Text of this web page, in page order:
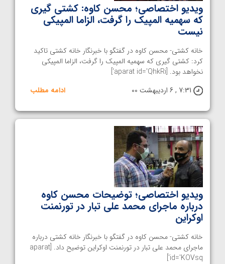
ویدیو اختصاصی؛ محسن کاوه: کشتی گیری
که سهمیه المپیک را گرفت، الزاما المپیکی
نیست
خانه کشتی- محسن کاوه در گفتگو با خبرنگار خانه کشتی تاکید
کرد: کشتی گیری که سهمیه المپیک را گرفت، الزاما المپیکی
نخواهد بود. [aparat id='QhkRi']
7:31 , 6 اردیبهشت 00
ادامه مطلب
ویدیو اختصاصی؛ توضیحات محسن کاوه
درباره ماجرای محمد علی تبار در تورنمنت
اوکراین
خانه کشتی- محسن کاوه در گفتگو با خبرنگار خانه کشتی درباره
ماجرای محمد علی تبار در تورنمنت اوکراین توضیح داد. [aparat
id='KOVsq']